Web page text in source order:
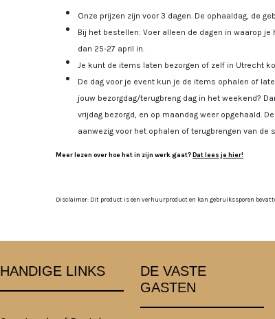
Onze prijzen zijn voor 3 dagen. De ophaaldag, de
Bij het bestellen: Voer alleen de dagen in waarop
dan 25-27 april in.
Je kunt de items laten bezorgen of zelf in Utrecht
De dag voor je event kun je de items ophalen of
jouw bezorgdag/terugbreng dag in het weekend?
vrijdag bezorgd, en op maandag weer opgehaald.
aanwezig voor het ophalen of terugbrengen van de
Meer lezen over hoe het in zijn werk gaat?Dat lees je hier!
Disclaimer: Dit product is een verhuurproduct en kan gebruikssporen
HANDIGE LINKS
DE VASTE
GASTEN